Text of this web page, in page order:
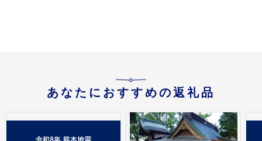
あなたにおすすめの返礼品